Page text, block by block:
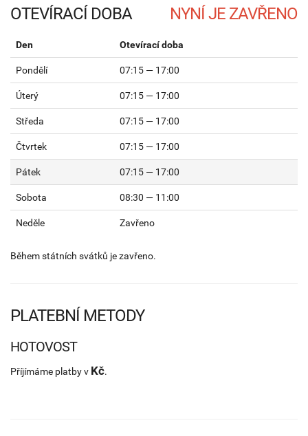
OTEVÍRACÍ DOBA
Den Otevírací doba
Pondělí 07:15 — 17:00
Úterý 07:15 — 17:00
Středa 07:15 — 17:00
Čtvrtek 07:15 — 17:00
Pátek 07:15 — 17:00
Sobota 08:30 — 11:00
Neděle Zavřeno
Během státních svátků je zavřeno.
PLATEBNÍ METODY
HOTOVOST
Příjímáme platby v Kč.